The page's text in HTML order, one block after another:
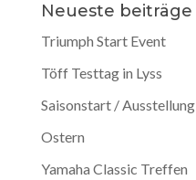
Neueste beiträge
Triumph Start Event
Töff Testtag in Lyss
Saisonstart / Ausstellung
Ostern
Yamaha Classic Treffen